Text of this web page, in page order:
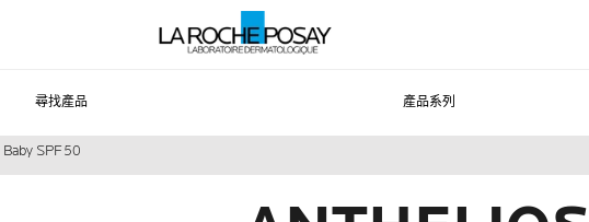
尋找產品 產品系列
SPF50